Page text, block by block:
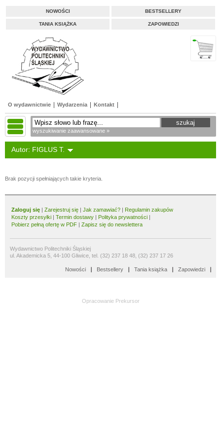
NOWOŚCI BESTSELLERY
TANIA KSIĄŻKA ZAPOWIEDZI
O wydawnictwie Wydarzenia Kontakt
wyszukiwanie zaawansowane »
Autor: FIGLUS T.
Brak pozycji spełniających takie kryteria.
Zaloguj się | Zarejestruj się | Jak zamawiać? | Regulamin zakupów
Koszty przesyłki | Termin dostawy | Polityka prywatności |
Pobierz pełną ofertę w PDF | Zapisz się do newslettera
Wydawnictwo Politechniki Śląskiej
ul. Akademicka 5, 44-100 Gliwice, tel. (32) 237 18 48, (32) 237 17 26
Nowości Bestsellery Tania książka Zapowiedzi
Opracowanie Prekursor